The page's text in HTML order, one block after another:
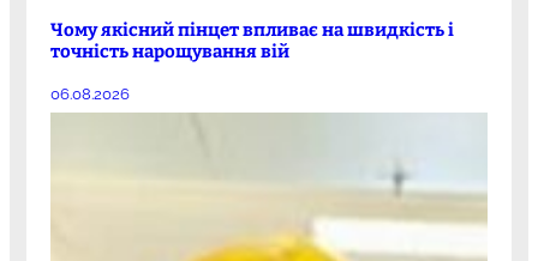
Чому якісний пінцет впливає на швидкість і
точність нарощування вій
06.08.2026